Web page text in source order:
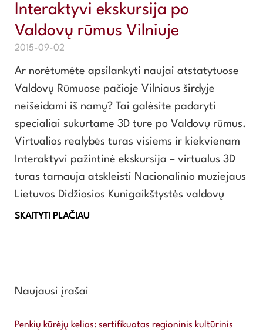
Interaktyvi ekskursija po
Valdovų rūmus Vilniuje
2015-09-02
Ar norėtumėte apsilankyti naujai atstatytuose
Valdovų Rūmuose pačioje Vilniaus širdyje
neišeidami iš namų? Tai galėsite padaryti
specialiai sukurtame 3D ture po Valdovų rūmus.
Virtualios realybės turas visiems ir kiekvienam
Interaktyvi pažintinė ekskursija – virtualus 3D
turas tarnauja atskleisti Nacionalinio muziejaus
Lietuvos Didžiosios Kunigaikštystės valdovų
SKAITYTI PLAČIAU
Naujausi įrašai
Penkių kūrėjų kelias: sertifikuotas regioninis kultūrinis